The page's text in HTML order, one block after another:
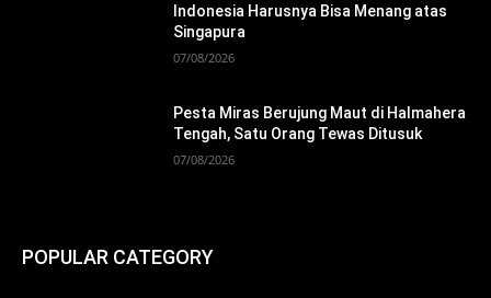
Indonesia Harusnya Bisa Menang atas
Singapura
07/08/2026
Pesta Miras Berujung Maut di Halmahera
Tengah, Satu Orang Tewas Ditusuk
07/08/2026
POPULAR CATEGORY